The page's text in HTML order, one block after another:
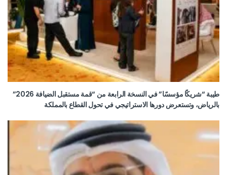
طيبة “شريكًا مؤسسًا” في النسخة الرابعة من “قمة مستقبل الضيافة 2026”
بالرياض، وتستعرض دورها الاستراتيجي في تحول القطاع بالمملكة